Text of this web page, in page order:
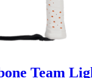
Team